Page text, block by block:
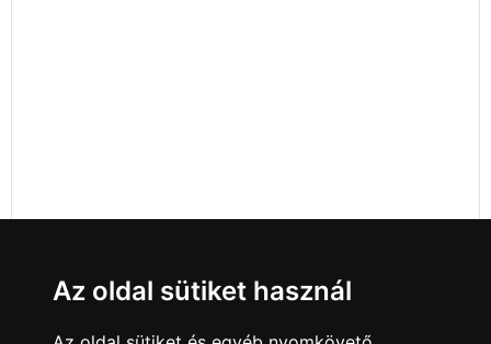
Az oldal sütiket használ